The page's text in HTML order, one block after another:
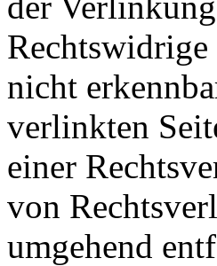
nicht
verlinkten
einer
von
umgehend